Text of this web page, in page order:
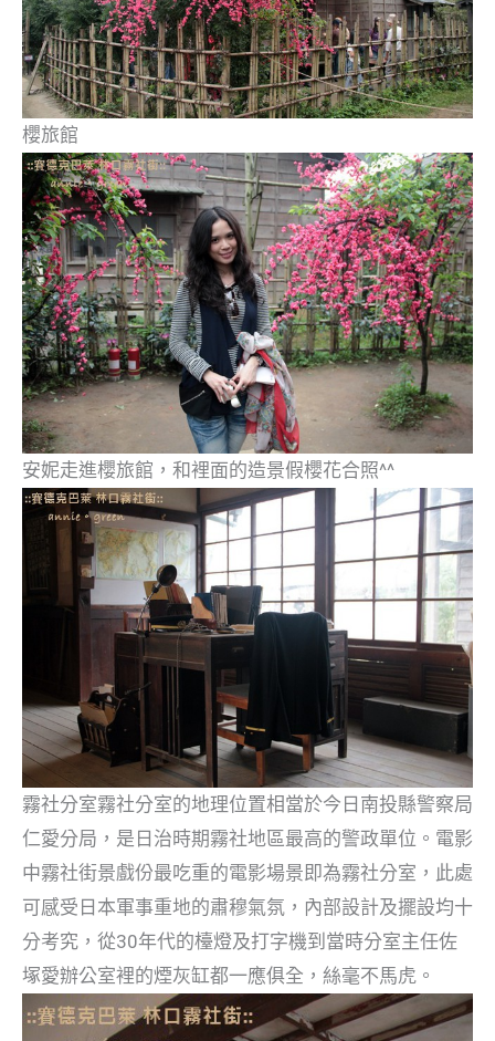
櫻旅館
安妮走進櫻旅館，和裡面的造景假櫻花合照^^
霧社分室霧社分室的地理位置相當於今日南投縣警察局
仁愛分局，是日治時期霧社地區最高的警政單位。電影
中霧社街景戲份最吃重的電影場景即為霧社分室，此處
可感受日本軍事重地的肅穆氣氛，內部設計及擺設均十
分考究，從30年代的檯燈及打字機到當時分室主任佐
塚愛辦公室裡的煙灰缸都一應俱全，絲毫不馬虎。